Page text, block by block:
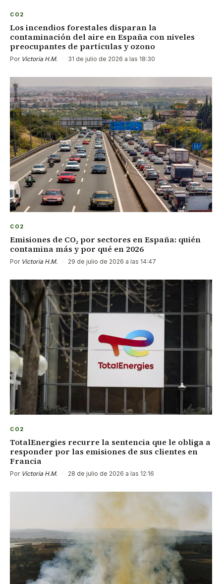
CO2
Los incendios forestales disparan la
contaminación del aire en España con niveles
preocupantes de partículas y ozono
Por Victoria H.M. · 31 de julio de 2026 a las 18:30
CO2
Emisiones de CO₂ por sectores en España: quién
contamina más y por qué en 2026
Por Victoria H.M. · 29 de julio de 2026 a las 14:47
CO2
TotalEnergies recurre la sentencia que le obliga a
responder por las emisiones de sus clientes en
Francia
Por Victoria H.M. · 28 de julio de 2026 a las 12:16